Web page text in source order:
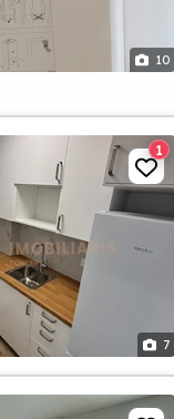
10
7
1